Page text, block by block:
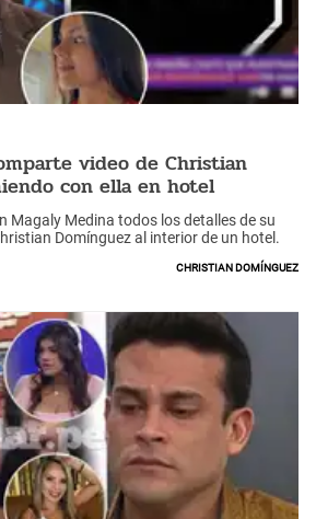
video de Christian
con ella en hotel
Magaly Medina todos los detalles de su
Domínguez al interior de un hotel.
Christian Domínguez